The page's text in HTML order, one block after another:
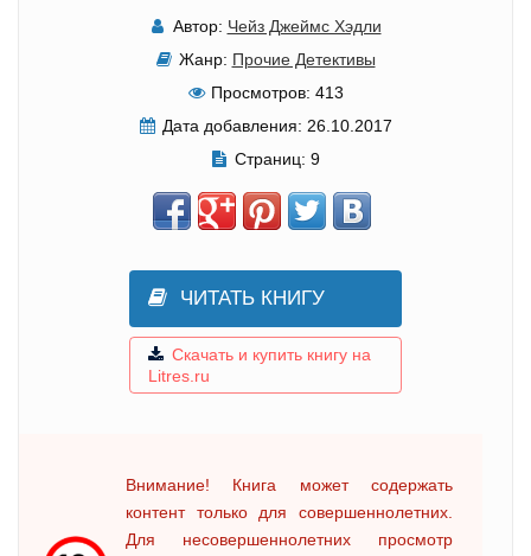
Автор: Чейз Джеймс Хэдли
Жанр: Прочие Детективы
Просмотров: 413
Дата добавления: 26.10.2017
Страниц: 9
ЧИТАТЬ КНИГУ
Скачать и купить книгу на
Litres.ru
Внимание! Книга может содержать
контент только для совершеннолетних.
Для несовершеннолетних просмотр